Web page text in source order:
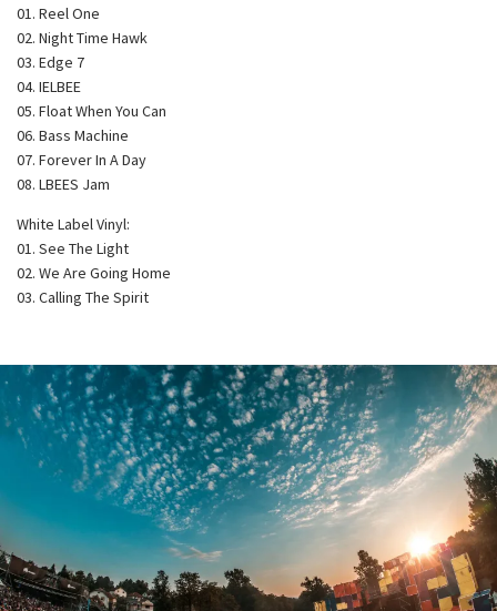
01. Reel One
02. Night Time Hawk
03. Edge 7
04. IELBEE
05. Float When You Can
06. Bass Machine
07. Forever In A Day
08. LBEES Jam
White Label Vinyl:
01. See The Light
02. We Are Going Home
03. Calling The Spirit